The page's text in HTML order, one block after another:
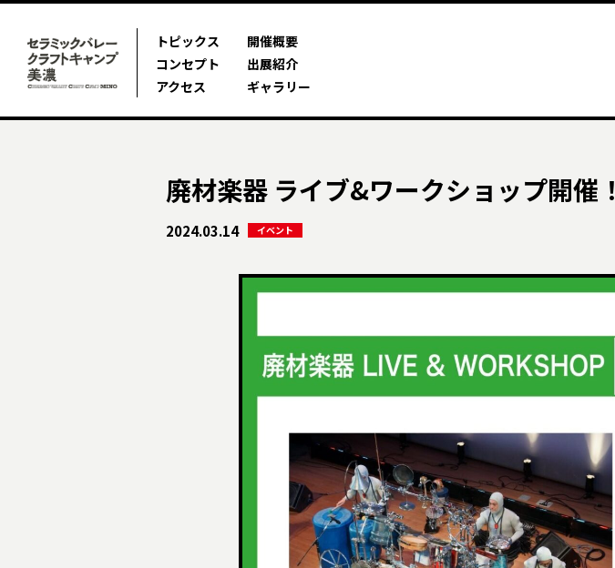
トピックス
開催概要
コンセプト
出展紹介
アクセス
ギャラリー
廃材楽器 ライブ&ワークショップ開催！
2024.03.14 イベント